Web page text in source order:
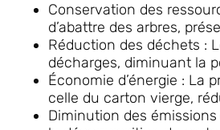
Conservation des
d’abattre des arbres,
Réduction des déchets :
décharges, diminuant la
Économie d’énergie : La
celle du carton vierge,
Diminution des